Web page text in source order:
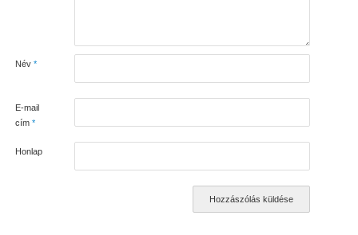
Név *
E-mail
cím *
Honlap